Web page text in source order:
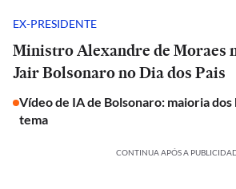
EX-PRESIDENTE
Ministro Alexandre de Moraes
Jair Bolsonaro no Dia dos Pais
Vídeo de IA de Bolsonaro: maioria
tema
CONTINUA APÓS A